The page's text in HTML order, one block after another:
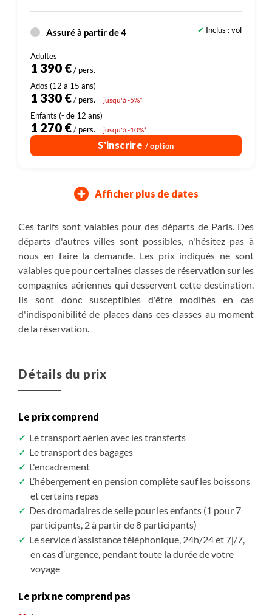
Assuré à partir de 4 Inclus : vol
1 390 €/ pers.
1 330 €/ pers. jusqu'à -5%*
1 270 €/ pers. jusqu'à -10%*
S'inscrire / option
Assuré à partir de 4 Inclus : vol
1 590 € / pers.
1 520 €/ pers. jusqu'à -5%*
Assuré à partir de 4 Inclus : vol
1 690 € / pers.
1 613 €/ pers. jusqu'à -5%*
Assuré à partir de 4 Inclus : vol
1 690 € / pers.
1 613 €/ pers. jusqu'à -5%*
Afficher plus de dates
Ces tarifs sont valables pour des départs de Paris. Des
départs d'autres villes sont possibles, n'hésitez pas à
nous en faire la demande. Les prix indiqués ne sont
valables que pour certaines classes de réservation sur les
compagnies aériennes qui desservent cette destination.
Ils sont donc susceptibles d'être modifiés en cas
d'indisponibilité de places dans ces classes au moment
de la réservation.
Détails du prix
Le prix comprend
Le transport aérien avec les transferts
Le transport des bagages
L'encadrement
L’hébergement en pension complète sauf les boissons
et certains repas
Des dromadaires de selle pour les enfants (1 pour 7
participants, 2 à partir de 8 participants)
Le service d’assistance téléphonique, 24h/24 et 7j/7,
en cas d’urgence, pendant toute la durée de votre
voyage
Le prix ne comprend pas